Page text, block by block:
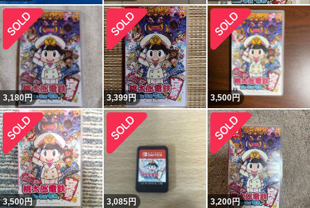
3,180円 3,399円 3,500円
3,500円 3,085円 3,200円